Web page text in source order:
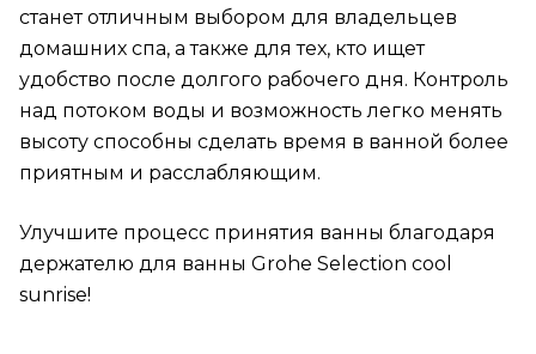
станет отличным выбором для владельцев
домашних спа, а также для тех, кто ищет
удобство после долгого рабочего дня. Контроль
над потоком воды и возможность легко менять
высоту способны сделать время в ванной более
приятным и расслабляющим.
Улучшите процесс принятия ванны благодаря
держателю для ванны Grohe Selection cool
sunrise!